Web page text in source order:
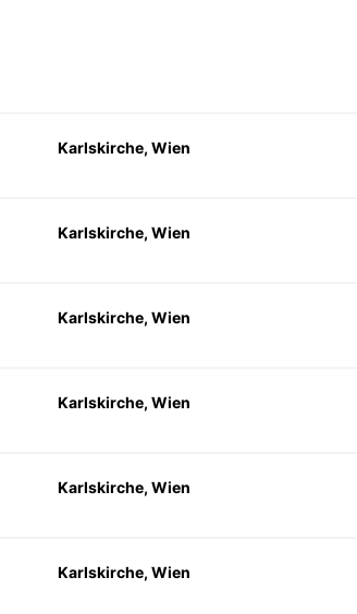
Karlskirche, Wien
Karlskirche, Wien
Karlskirche, Wien
Karlskirche, Wien
Karlskirche, Wien
Karlskirche, Wien